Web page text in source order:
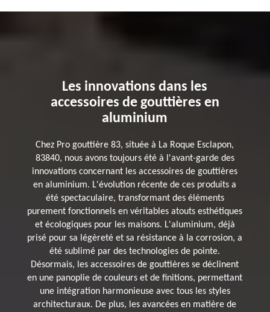
Les innovations dans les
accessoires de gouttières en
aluminium
Chez Pro gouttière 83, située à La Roque Esclapon,
83840, nous avons toujours été à l'avant-garde des
innovations concernant les accessoires de gouttières
en aluminium. L'évolution récente de ces produits a
été spectaculaire, transformant des éléments
purement fonctionnels en véritables atouts esthétiques
et écologiques pour les maisons. L'aluminium, déjà
prisé pour sa légèreté et sa résistance à la corrosion, a
été sublimé par des technologies de pointe.
Désormais, les accessoires de gouttières se déclinent
en une panoplie de couleurs et de finitions, permettant
une intégration harmonieuse avec tous les styles
architecturaux. De plus, les avancées en matière de